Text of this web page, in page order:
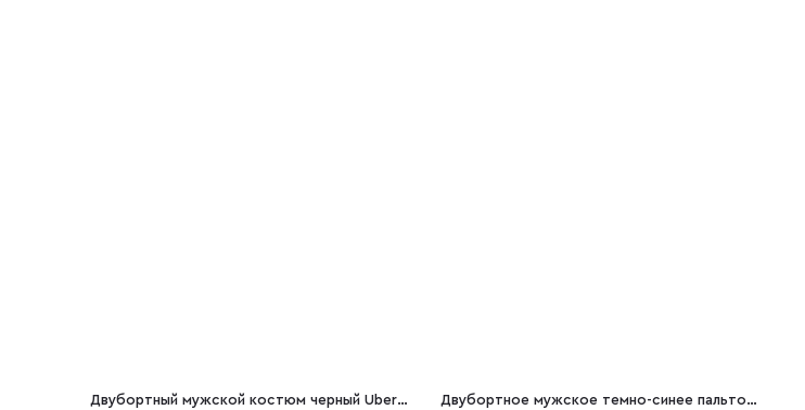
Двубортный мужской костюм черный Uberto
Двубортное мужское темно-синее пальто из шерсти и кашемира Adan